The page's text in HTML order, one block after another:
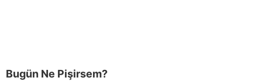
Bugün Ne Pişirsem?